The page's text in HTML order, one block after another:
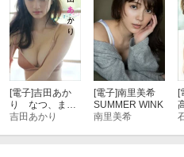
[電子]吉田あか
り なつ、まっ
さかり！
吉田あかり
[電子]南里美希
SUMMER WINK
南里美希
[